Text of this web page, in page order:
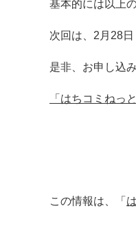
基本的には以上
次回は、2月28
是非、お申し込
「はちコミねっ
この情報は、「